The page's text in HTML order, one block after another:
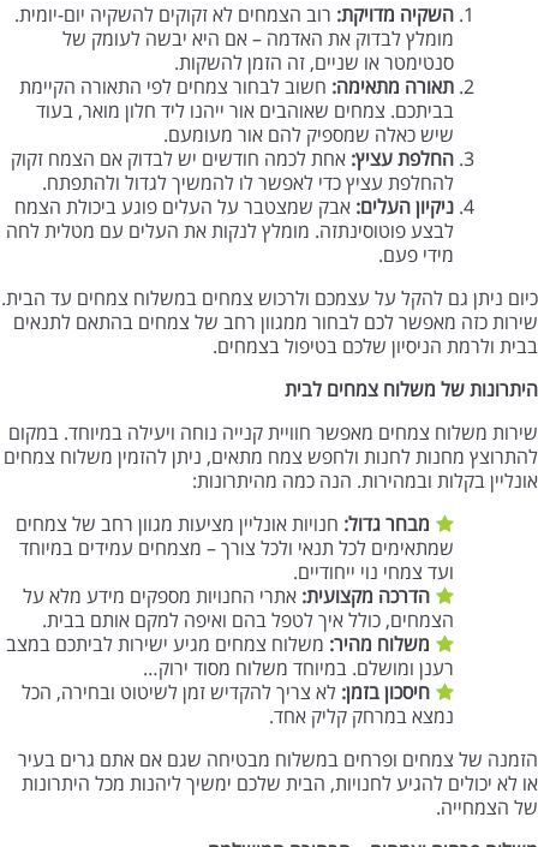
השקיה מדויקת: רוב הצמחים לא זקוקים להשקיה יום-יומית.
מומלץ לבדוק את האדמה – אם היא יבשה לעומק של
סנטימטר או שניים, זה הזמן להשקות.
תאורה מתאימה: חשוב לבחור צמחים לפי התאורה הקיימת
בביתכם. צמחים שאוהבים אור ייהנו ליד חלון מואר, בעוד
שיש כאלה שמספיק להם אור מעומעם.
החלפת עציץ: אחת לכמה חודשים יש לבדוק אם הצמח זקוק
להחלפת עציץ כדי לאפשר לו להמשיך לגדול ולהתפתח.
ניקיון העלים: אבק שמצטבר על העלים פוגע ביכולת הצמח
לבצע פוטוסינתזה. מומלץ לנקות את העלים עם מטלית לחה
מידי פעם.
כיום ניתן גם להקל על עצמכם ולרכוש צמחים במשלוח צמחים עד הבית.
שירות כזה מאפשר לכם לבחור ממגוון רחב של צמחים בהתאם לתנאים
בבית ולרמת הניסיון שלכם בטיפול בצמחים.
היתרונות של משלוח צמחים לבית
שירות משלוח צמחים מאפשר חוויית קנייה נוחה ויעילה במיוחד. במקום
להתרוצץ מחנות לחנות ולחפש צמח מתאים, ניתן להזמין משלוח צמחים
אונליין בקלות ובמהירות. הנה כמה מהיתרונות:
מבחר גדול: חנויות אונליין מציעות מגוון רחב של צמחים
שמתאימים לכל תנאי ולכל צורך – מצמחים עמידים במיוחד
ועד צמחי נוי ייחודיים.
הדרכה מקצועית: אתרי החנויות מספקים מידע מלא על
הצמחים, כולל איך לטפל בהם ואיפה למקם אותם בבית.
משלוח מהיר: משלוח צמחים מגיע ישירות לביתכם במצב
רענן ומושלם. במיוחד משלוח מסוד ירוק…
חיסכון בזמן: לא צריך להקדיש זמן לשיטוט ובחירה, הכל
נמצא במרחק קליק אחד.
הזמנה של צמחים ופרחים במשלוח מבטיחה שגם אם אתם גרים בעיר
או לא יכולים להגיע לחנויות, הבית שלכם ימשיך ליהנות מכל היתרונות
של הצמחייה.